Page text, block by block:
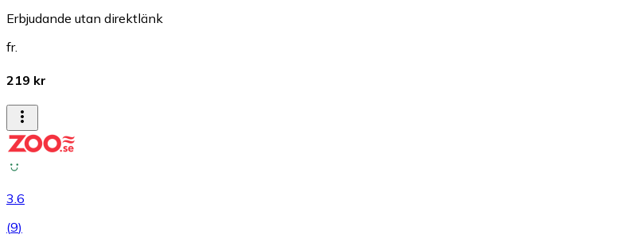
Erbjudande utan direktlänk
fr.
219 kr
3.6
(9)